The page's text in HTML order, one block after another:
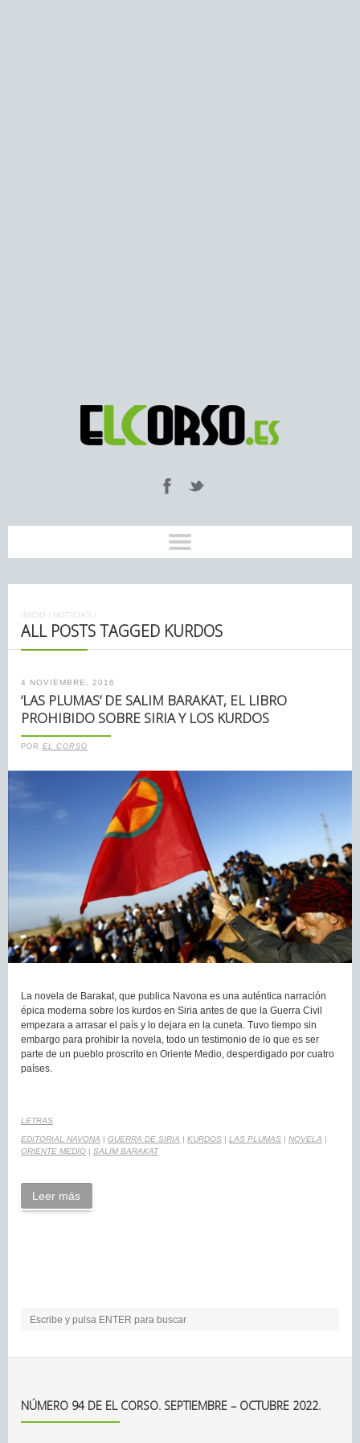
INICIO / NOTICIAS /
ALL POSTS TAGGED KURDOS
4 NOVIEMBRE, 2016
‘LAS PLUMAS’ DE SALIM BARAKAT, EL LIBRO
PROHIBIDO SOBRE SIRIA Y LOS KURDOS
POR EL CORSO
La novela de Barakat, que publica Navona es una auténtica narración
épica moderna sobre los kurdos en Siria antes de que la Guerra Civil
empezara a arrasar el país y lo dejara en la cuneta. Tuvo tiempo sin
embargo para prohibir la novela, todo un testimonio de lo que es ser
parte de un pueblo proscrito en Oriente Medio, desperdigado por cuatro
países.
LETRAS
EDITORIAL NAVONA | GUERRA DE SIRIA | KURDOS | LAS PLUMAS | NOVELA |
ORIENTE MEDIO | SALIM BARAKAT
Leer más
NÚMERO 94 DE EL CORSO. SEPTIEMBRE – OCTUBRE 2022.